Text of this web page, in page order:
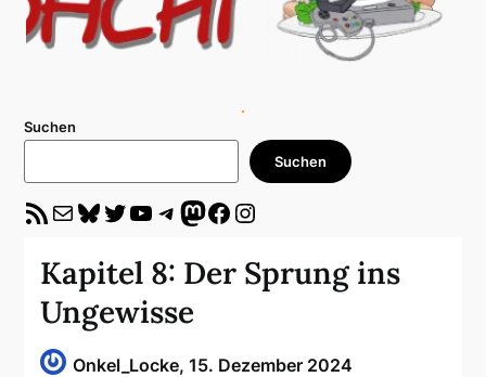
Suchen
Suchen
RSS-Feed E-Mail Bluesky Twitter YouTube Telegram Mastodon Facebook Instagram
Kapitel 8: Der Sprung ins
Ungewisse
Onkel_Locke,15. Dezember 2024